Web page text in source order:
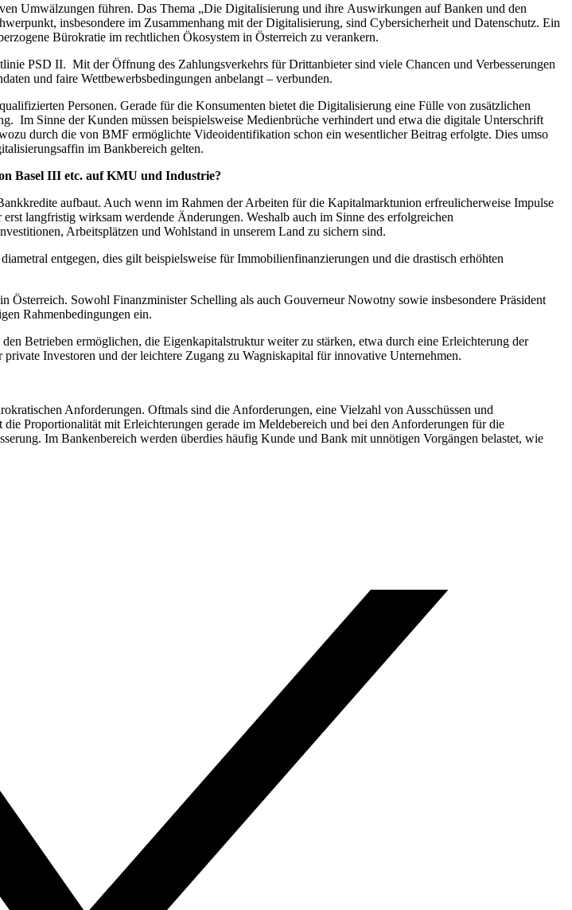
Umwälzungen führen. Das Thema „Die Digitalisierung und ihre Auswirkungen auf Banken und den
insbesondere im Zusammenhang mit der Digitalisierung, sind Cybersicherheit und Datenschutz. Ein
Bürokratie im rechtlichen Ökosystem in Österreich zu verankern.
PSD II. Mit der Öffnung des Zahlungsverkehrs für Drittanbieter sind viele Chancen und Verbesserungen
und faire Wettbewerbsbedingungen anbelangt – verbunden.
Personen. Gerade für die Konsumenten bietet die Digitalisierung eine Fülle von zusätzlichen
Im Sinne der Kunden müssen beispielsweise Medienbrüche verhindert und etwa die digitale Unterschrift
durch die von BMF ermöglichte Videoidentifikation schon ein wesentlicher Beitrag erfolgte. Dies umso
im Bankbereich gelten.
Basel III etc. auf KMU und Industrie?
aufbaut. Auch wenn im Rahmen der Arbeiten für die Kapitalmarktunion erfreulicherweise Impulse
langfristig wirksam werdende Änderungen. Weshalb auch im Sinne des erfolgreichen
Arbeitsplätzen und Wohlstand in unserem Land zu sichern sind.
entgegen, dies gilt beispielsweise für Immobilienfinanzierungen und die drastisch erhöhten
Sowohl Finanzminister Schelling als auch Gouverneur Nowotny sowie insbesondere Präsident
Rahmenbedingungen ein.
Betrieben ermöglichen, die Eigenkapitalstruktur weiter zu stärken, etwa durch eine Erleichterung der
Investoren und der leichtere Zugang zu Wagniskapital für innovative Unternehmen.
Anforderungen. Oftmals sind die Anforderungen, eine Vielzahl von Ausschüssen und
Proportionalität mit Erleichterungen gerade im Meldebereich und bei den Anforderungen für die
Im Bankenbereich werden überdies häufig Kunde und Bank mit unnötigen Vorgängen belastet, wie